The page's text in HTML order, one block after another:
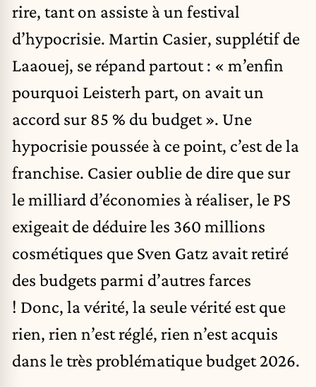
rire, tant on assiste à un festival
d’hypocrisie. Martin Casier, supplétif de
Laaouej, se répand partout : « m’enfin
pourquoi Leisterh part, on avait un
accord sur 85 % du budget ». Une
hypocrisie poussée à ce point, c’est de la
franchise. Casier oublie de dire que sur
le milliard d’économies à réaliser, le PS
exigeait de déduire les 360 millions
cosmétiques que Sven Gatz avait retiré
des budgets parmi d’autres farces
! Donc, la vérité, la seule vérité est que
rien, rien n’est réglé, rien n’est acquis
dans le très problématique budget 2026.